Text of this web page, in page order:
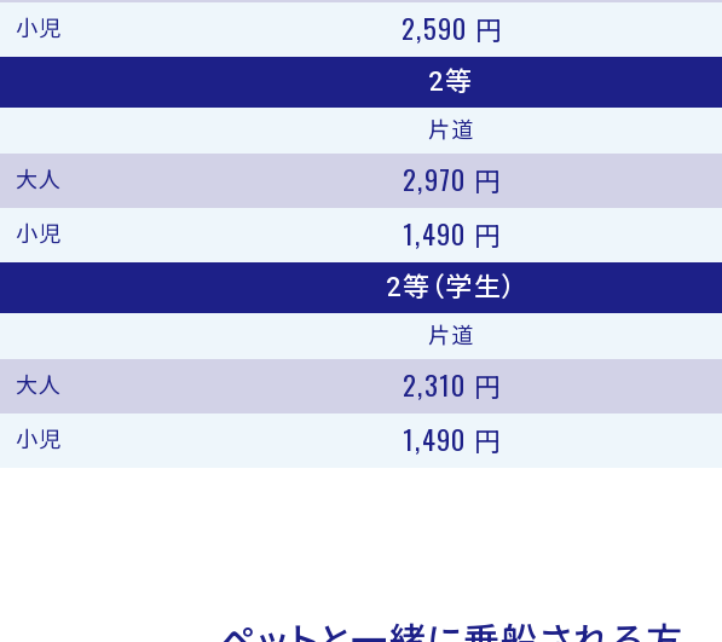
小児 2,590 円
2等
片道
大人
2,970 円
小児 1,490 円
2等（学生）
片道
大人
2,310 円
小児 1,490 円